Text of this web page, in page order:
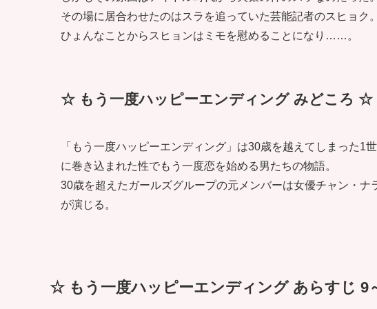
その場に居合わせたのはスラを追っていた芸能記者のスヒョク。
ひょんなことからスヒョンはミモを慰めることになり……。
☆ もう一度ハッピーエンディング みどころ ☆
「もう一度ハッピーエンディング」は30歳を越えてしまった1
に巻き込まれた性でもう一度恋を始める男たちの物語。
30歳を超えたガールズグループの元メンバーは女優チャン・
が演じる。
☆ もう一度ハッピーエンディング あらすじ 9